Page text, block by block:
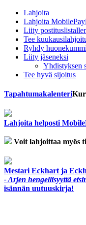
Lahjoita
Lahjoita
Liity
Tee
Ryhdy
Liity jäseneksi
Yhdistyksen
Tee hyvä sijoitus
Tapahtuma­kalenteri
Lahjoita helposti
Voit lahjoittaa myös
Mestari Eckhart ja
- Arjen hengellisyyttä
isännän uutuuskirja!